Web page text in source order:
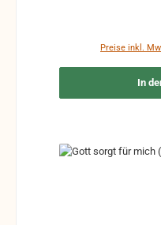
Preise inkl.
In